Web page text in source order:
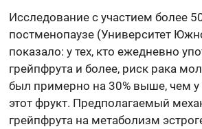
Исследование с участием более
постменопаузе (Университет
показало: у тех, кто ежедневно
грейпфрута и более, риск рака
был примерно на 30% выше, чем у
этот фрукт. Предполагаемый
грейпфрута на метаболизм